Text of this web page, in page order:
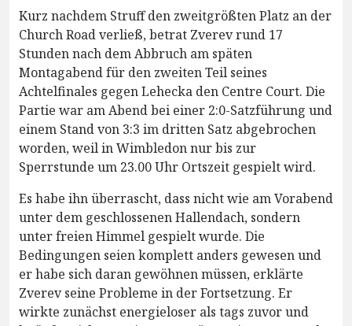
Kurz nachdem Struff den zweitgrößten Platz an der
Church Road verließ, betrat Zverev rund 17
Stunden nach dem Abbruch am späten
Montagabend für den zweiten Teil seines
Achtelfinales gegen Lehecka den Centre Court. Die
Partie war am Abend bei einer 2:0-Satzführung und
einem Stand von 3:3 im dritten Satz abgebrochen
worden, weil in Wimbledon nur bis zur
Sperrstunde um 23.00 Uhr Ortszeit gespielt wird.
Es habe ihn überrascht, dass nicht wie am Vorabend
unter dem geschlossenen Hallendach, sondern
unter freien Himmel gespielt wurde. Die
Bedingungen seien komplett anders gewesen und
er habe sich daran gewöhnen müssen, erklärte
Zverev seine Probleme in der Fortsetzung. Er
wirkte zunächst energieloser als tags zuvor und